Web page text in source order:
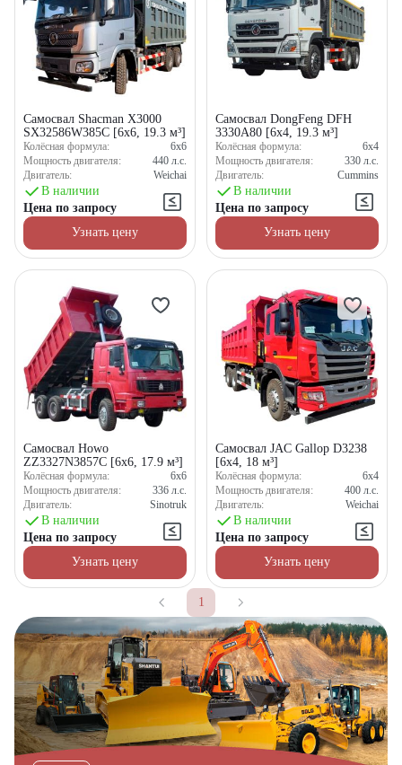
Самосвал Shacman X3000
SX32586W385C [6x6, 19.3 м³]
Колёсная формула:
6x6
Мощность двигателя:
440 л.с.
Двигатель:
Weichai
В наличии
Цена по запросу
Узнать цену
Самосвал DongFeng DFH
3330A80 [6x4, 19.3 м³]
Колёсная формула:
6x4
Мощность двигателя:
330 л.с.
Двигатель:
Cummins
В наличии
Цена по запросу
Узнать цену
Самосвал Howo
ZZ3327N3857C [6x6, 17.9 м³]
Колёсная формула:
6x6
Мощность двигателя:
336 л.с.
Двигатель:
Sinotruk
В наличии
Цена по запросу
Узнать цену
Самосвал JAC Gallop D3238
[6x4, 18 м³]
Колёсная формула:
6x4
Мощность двигателя:
400 л.с.
Двигатель:
Weichai
В наличии
Цена по запросу
Узнать цену
1